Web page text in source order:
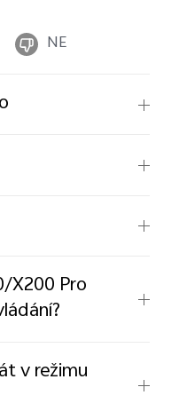
NE
X200 Pro
v režimu